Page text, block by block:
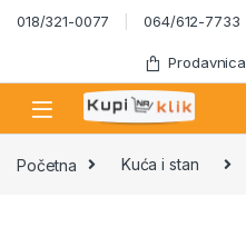
Skip to navigation
Skip to content
018/321-0077 064/612-7733
Prodavnica
Početna Kuća i stan